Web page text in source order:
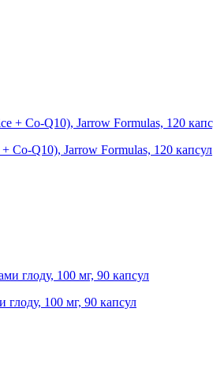
Co-Q10), Jarrow Formulas, 120 капсул
100 мг, 90 капсул